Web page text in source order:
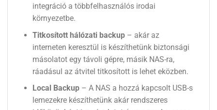
integráció a többfelhasználós irodai
környezetbe.
Titkosított hálózati backup– akár az
interneten keresztül is készíthetünk biztonsági
másolatot egy távoli gépre, másik NAS-ra,
ráadásul az átvitel titkosított is lehet eközben.
Local Backup– A NAS a hozzá kapcsolt USB-s
lemezekre készíthetünk akár rendszeres